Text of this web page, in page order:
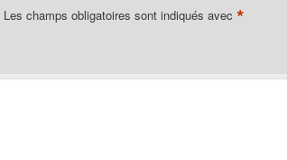
Les champs obligatoires sont indiqués avec *